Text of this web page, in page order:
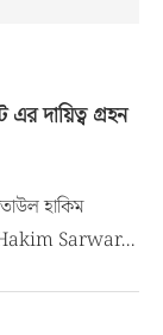
দায়িত্ব গ্রহন
হাকিম
Sarwar…